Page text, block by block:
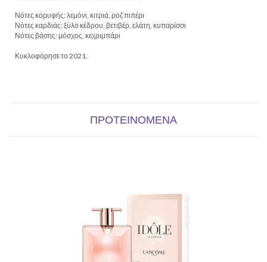
Νότες κορυφής: λεμόνι, κιτριά, ροζ πιπέρι
Νότες καρδιάς: ξύλο κέδρου, βετιβέρ, ελάτη, κυπαρίσσι
Νότες βάσης: μόσχος, κεχριμπάρι
Κυκλοφόρησε το 2021.
ΠΡΟΤΕΙΝΌΜΕΝΑ